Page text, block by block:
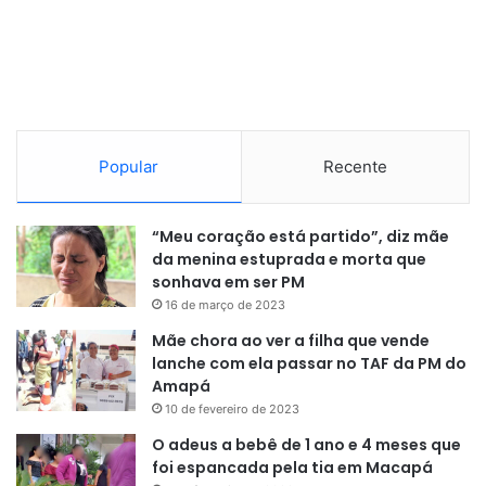
Popular Recente
“Meu coração está partido”, diz mãe
da menina estuprada e morta que
sonhava em ser PM
16 de março de 2023
Mãe chora ao ver a filha que vende
lanche com ela passar no TAF da PM do
Amapá
10 de fevereiro de 2023
O adeus a bebê de 1 ano e 4 meses que
foi espancada pela tia em Macapá